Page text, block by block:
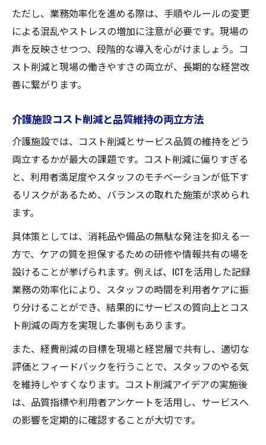
コスト意識を定着させる教育と仕組み作り
経費削減アイデアを継続する組織文化の育
成
介護 コスト意識向上で経営改善を目指す道
品質と安定経営を両立するアイデア集
サービス品質を損なわないコスト削減の考
え方
介護施設経営改善に役立つ具体的アイデア
集
経費削減でやってはいけない落とし穴に注
現場で生きる経費削減アイデア面白い事例
ただし、業務効率化を進める際は、手順やルールの変更
による混乱やストレスの増加に注意が必要です。現場の
声を反映させつつ、段階的な導入を心がけましょう。コ
スト削減と現場の働きやすさの両立が、長期的な経営改
善に繋がります。
介護施設コスト削減と品質維持の両立方法
介護施設では、コスト削減とサービス品質の維持をどう
両立するかが最大の課題です。コスト削減に偏りすぎる
と、利用者満足度やスタッフのモチベーションが低下す
るリスクがあるため、バランスの取れた施策が求められ
ます。
具体策としては、消耗品や備品の無駄な発注を抑える一
方で、ケアの質を担保するための研修や情報共有の場を
設けることが挙げられます。例えば、ICTを活用した記録
業務の効率化により、スタッフの時間を利用者ケアに振
り分けることができ、結果的にサービスの質向上とコス
ト削減の両方を実現した事例もあります。
また、経費削減の目標を現場と経営層で共有し、適切な
評価とフィードバックを行うことで、スタッフのやる気
を維持しやすくなります。コスト削減アイデアの実施後
は、品質指標や利用者アンケートを活用し、サービスへ
の影響を定期的に確認することが大切です。